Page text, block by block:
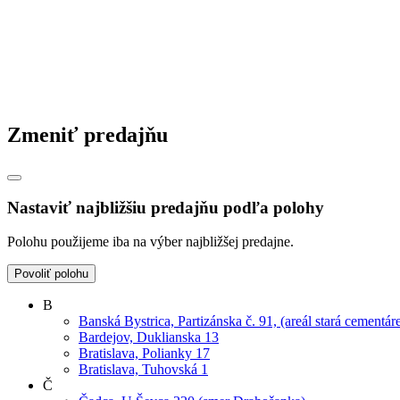
Zmeniť predajňu
Nastaviť najbližšiu predajňu podľa polohy
Polohu použijeme iba na výber najbližšej predajne.
Povoliť polohu
B
Banská Bystrica, Partizánska č. 91, (areál stará
Bardejov, Duklianska 13
Bratislava, Polianky 17
Bratislava, Tuhovská 1
Č